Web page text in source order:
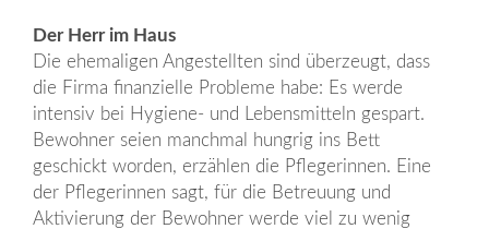
Der Herr im Haus
Die ehemaligen Angestellten sind überzeugt, dass
die Firma finanzielle Probleme habe: Es werde
intensiv bei Hygiene- und Lebensmitteln gespart.
Bewohner seien manchmal hungrig ins Bett
geschickt worden, erzählen die Pflegerinnen. Eine
der Pflegerinnen sagt, für die Betreuung und
Aktivierung der Bewohner werde viel zu wenig